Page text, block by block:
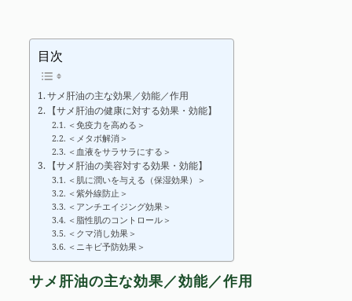
目次
サメ肝油の主な効果／効能／作用
【サメ肝油の健康に対する効果・効能】
＜免疫力を高める＞
＜メタボ解消＞
＜血液をサラサラにする＞
【サメ肝油の美容対する効果・効能】
＜肌に潤いを与える（保湿効果）＞
＜紫外線防止＞
＜アンチエイジング効果＞
＜脂性肌のコントロール＞
＜クマ消し効果＞
＜ニキビ予防効果＞
サメ肝油の主な効果／効能／作用